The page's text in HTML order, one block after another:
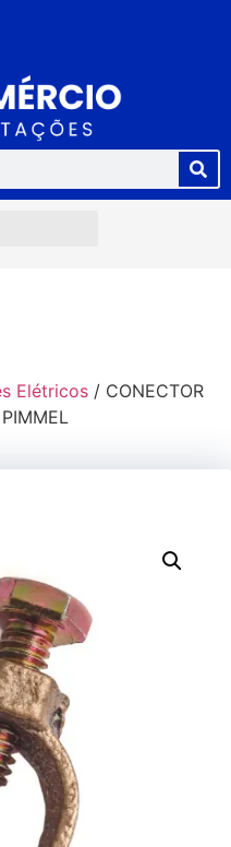
Elétricos / CONECTOR